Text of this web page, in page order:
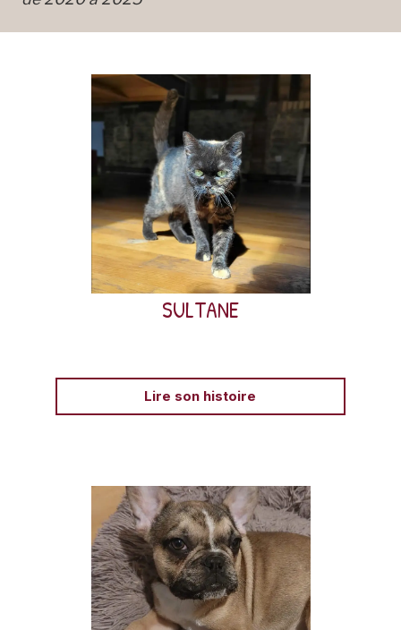
SULTANE
Sultane est une jolie Scottish Straight de 4 ans, arrivée
chez AVA après la fermeture d’un élevage.
Lire son histoire
Vox, jeune bouledogue français, a déjà connu
maltraitance et abandon avant d’être confié à AVA.
Accueilli en famille d’accueil, il a été diagnostiqué avec